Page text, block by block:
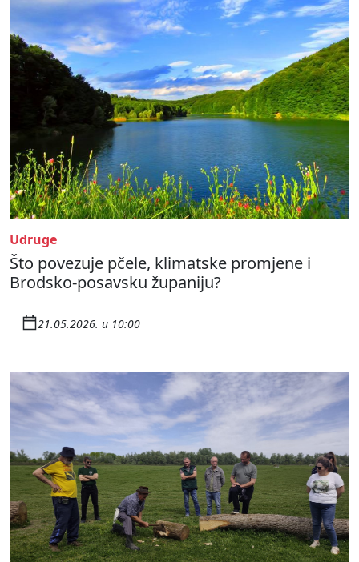
Udruge
Što povezuje pčele, klimatske promjene i
Brodsko-posavsku županiju?
21.05.2026. u 10:00